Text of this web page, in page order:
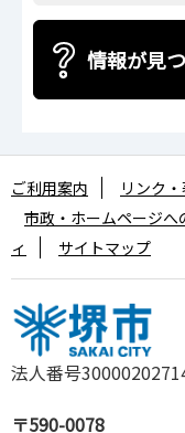
情報が見
法人番号
〒590-0078
ご利用案内 リンク
市政・ホームページへ
ィ
サイトマップ